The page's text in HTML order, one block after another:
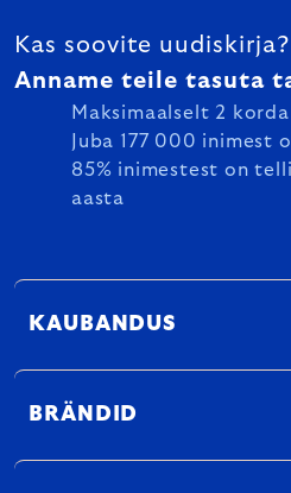
Kas soovite uudiskirja?
Anname teile tasuta
Maksimaalselt 2
Juba 177 000 inimest
85% inimestest on
aasta
KAUBANDUS
BRÄNDID